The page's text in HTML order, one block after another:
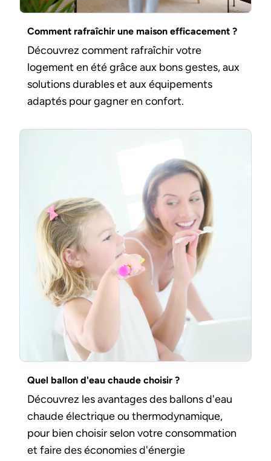
Comment rafraîchir une maison efficacement ?
Découvrez comment rafraîchir votre
logement en été grâce aux bons gestes, aux
solutions durables et aux équipements
adaptés pour gagner en confort.
Quel ballon d'eau chaude choisir ?
Découvrez les avantages des ballons d'eau
chaude électrique ou thermodynamique,
pour bien choisir selon votre consommation
et faire des économies d'énergie